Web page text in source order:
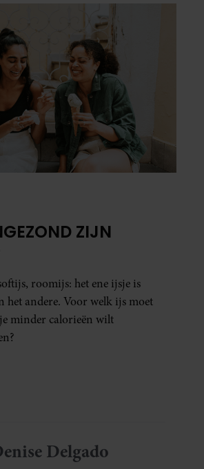
ZIJN
roomijs: het ene ijsje is
het andere. Voor welk ijs moet
minder calorieën wilt
Delgado